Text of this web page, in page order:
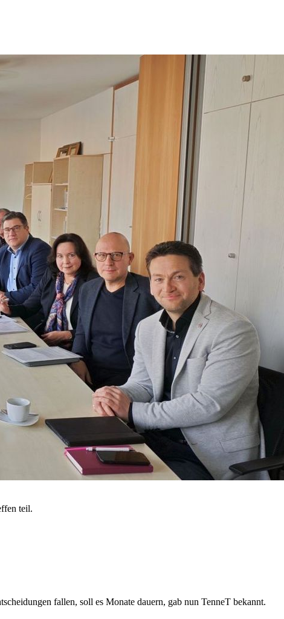
teil.
fallen, soll es Monate dauern, gab nun TenneT bekannt.